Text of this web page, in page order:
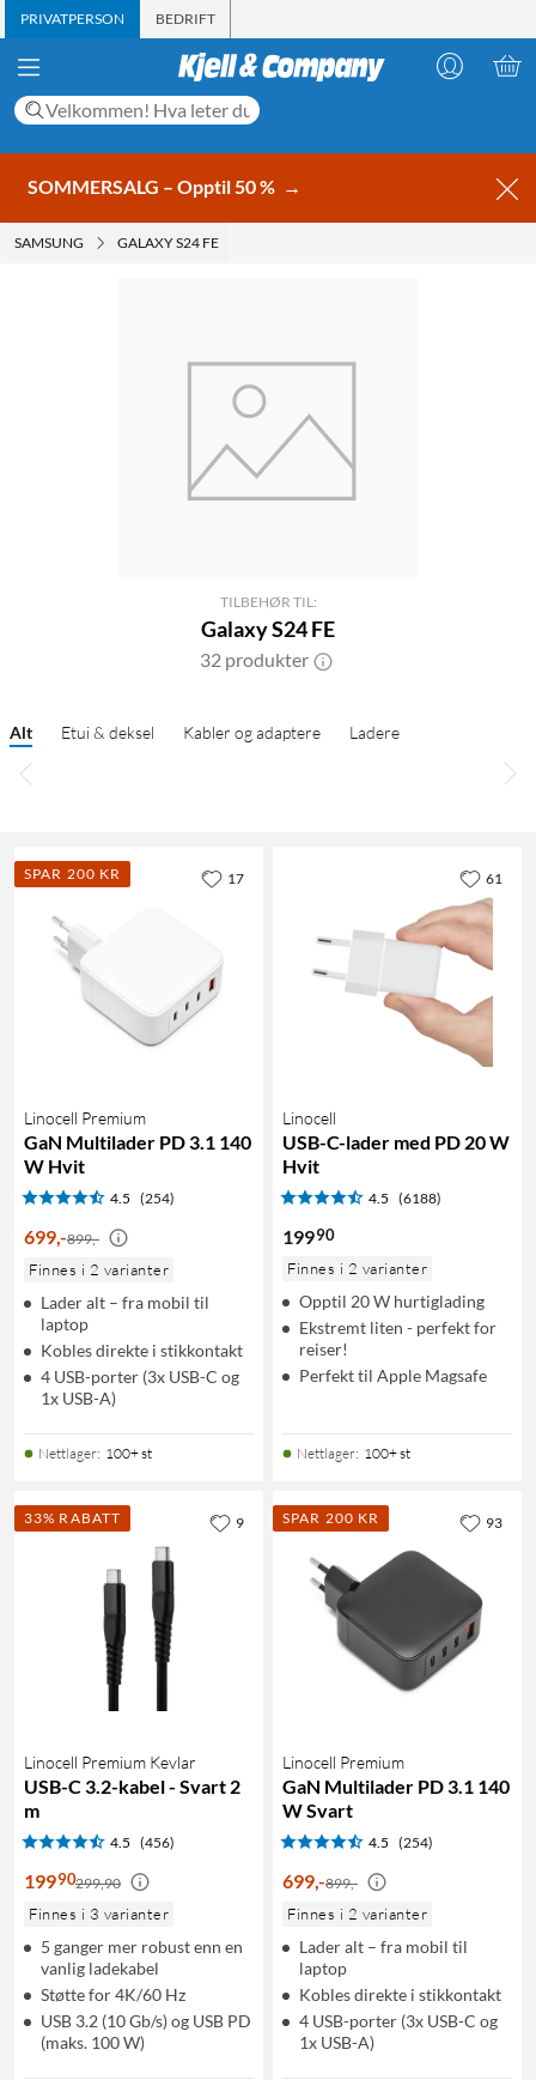
PRIVATPERSON BEDRIFT
SOMMERSALG – Opptil 50 % →
SAMSUNG GALAXY S24 FE
TILBEHØR TIL:
Galaxy S24 FE
32 produkter
Alt Etui & deksel Kabler og adaptere Ladere
SPAR 200 KR
Linocell Premium
GaN Multilader PD 3.1 140
W Hvit
4.5 (254)
699,-899,-
Finnes i 2 varianter
Lader alt – fra mobil til
laptop
Kobles direkte i stikkontakt
4 USB-porter (3x USB-C og
1x USB-A)
Nettlager: 100+ st
17
Linocell
USB-C-lader med PD 20 W
Hvit
4.5 (6188)
19990
Finnes i 2 varianter
Opptil 20 W hurtiglading
Ekstremt liten - perfekt for
reiser!
Perfekt til Apple Magsafe
Nettlager: 100+ st
61
33% RABATT
Linocell Premium Kevlar
USB-C 3.2-kabel - Svart 2
m
4.5 (456)
19990299,90
Finnes i 3 varianter
5 ganger mer robust enn en
vanlig ladekabel
Støtte for 4K/60 Hz
USB 3.2 (10 Gb/s) og USB PD
(maks. 100 W)
9 SPAR 200 KR
Linocell Premium
GaN Multilader PD 3.1 140
W Svart
4.5 (254)
699,-899,-
Finnes i 2 varianter
Lader alt – fra mobil til
laptop
Kobles direkte i stikkontakt
4 USB-porter (3x USB-C og
1x USB-A)
93